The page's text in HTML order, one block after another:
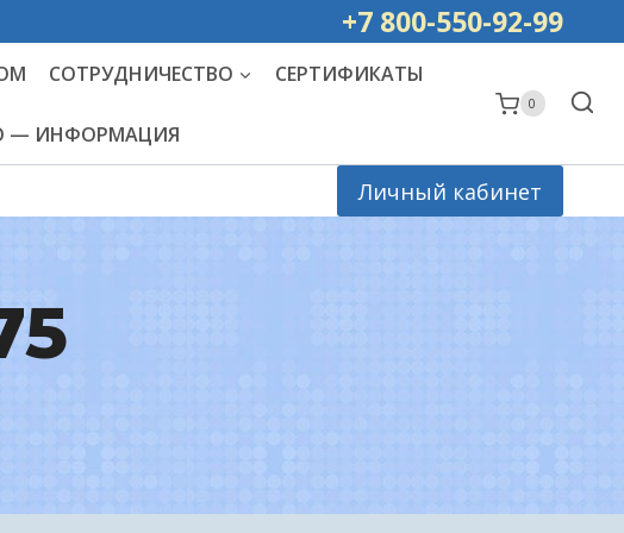
РОССИИ +7 800-550-92-99
СОТРУДНИЧЕСТВО СЕРТИФИКАТЫ
— ИНФОРМАЦИЯ
0
Личный кабинет